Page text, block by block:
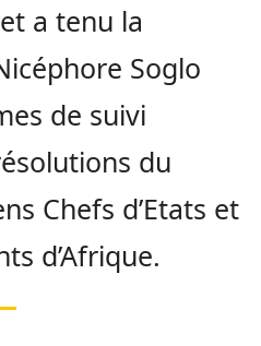
a tenu la
Soglo
de suivi
du
Chefs d’Etats et
d’Afrique.